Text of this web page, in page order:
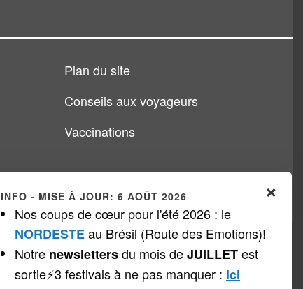
×
INFO - MISE À JOUR: 6 AOÛT 2026
Nos coups de cœur pour l'été 2026 : le
NORDESTEau Brésil (Route des Emotions)!
Notre newslettersdu mois deJUILLETest
sortie⚡3 festivals à ne pas manquer : ici
Plan du site
Conseils aux voyageurs
Vaccinations